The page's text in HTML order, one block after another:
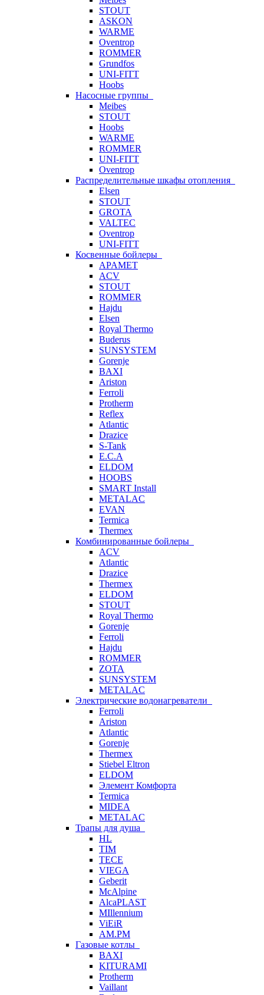
STOUT
ASKON
WARME
Oventrop
ROMMER
Grundfos
UNI-FITT
Hoobs
Насосные группы
Meibes
STOUT
Hoobs
WARME
ROMMER
UNI-FITT
Oventrop
Распределительные шкафы отопления
Elsen
STOUT
GROTA
VALTEC
Oventrop
UNI-FITT
Косвенные бойлеры
APAMET
ACV
STOUT
ROMMER
Hajdu
Elsen
Royal Thermo
Buderus
SUNSYSTEM
Gorenje
BAXI
Ariston
Ferroli
Protherm
Reflex
Atlantic
Drazice
S-Tank
E.C.A
ELDOM
HOOBS
SMART Install
METALAC
EVAN
Termica
Thermex
Комбинированные бойлеры
ACV
Atlantic
Drazice
Thermex
ELDOM
STOUT
Royal Thermo
Gorenje
Ferroli
Hajdu
ROMMER
ZOTA
SUNSYSTEM
METALAC
Электрические водонагреватели
Ferroli
Ariston
Atlantic
Gorenje
Thermex
Stiebel Eltron
ELDOM
Элемент Комфорта
Termica
MIDEA
METALAC
Трапы для душа
HL
TIM
TECE
VIEGA
Geberit
McAlpine
AlcaPLAST
MIllennium
ViEiR
AM.PM
Газовые котлы
BAXI
KITURAMI
Protherm
Vaillant